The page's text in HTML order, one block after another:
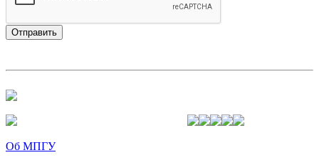
Об МПГУ